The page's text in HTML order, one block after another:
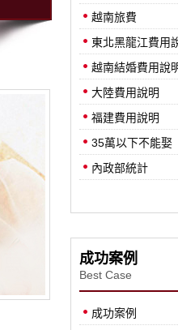
越南旅費
東北黑龍江費用
越南結婚費用說
大陸費用說明
福建費用說明
35萬以下不能娶
內政部統計
成功案例
Best Case
成功案例